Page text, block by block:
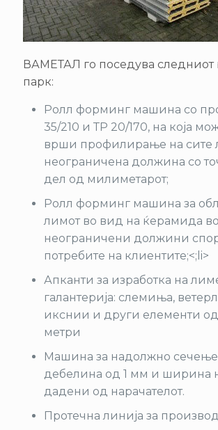
ВАМЕТАЛ го поседува
парк:
Ролл форминг машина со
35/210 и ТР 20/170, на која
врши профилирање на сите
неограничена должина со
дел од милиметарот;
Ролл форминг машина за
лимот во вид на ќерамида во
неограничени должини
потребите на клиентите;<;li>
Апканти за изработка на
галантерија: слемиња,
икснии и други елементи
метри
Машина за надолжно
дебелина од 1 мм и ширина
дадени од нарачателот.
Протечна линија за